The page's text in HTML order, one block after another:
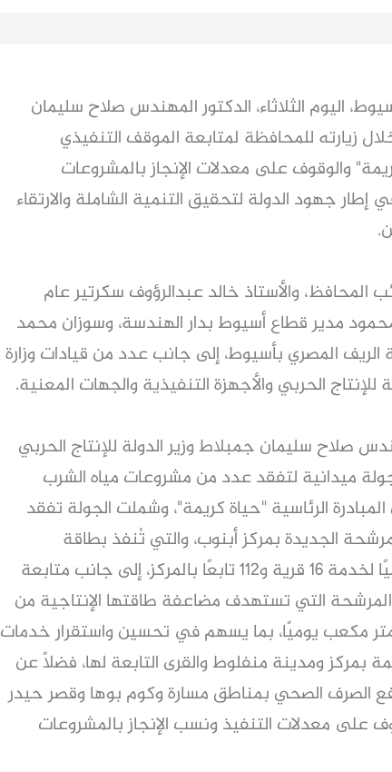
اليوم الثلاثاء، الدكتور المهندس صلاح سليمان
زيارته للمحافظة لمتابعة الموقف التنفيذي
والوقوف على معدلات الإنجاز بالمشروعات
إطار جهود الدولة لتحقيق التنمية الشاملة والارتقاء
المحافظ، والأستاذ خالد عبدالرؤوف سكرتير عام
مدير قطاع أسيوط بدار الهندسة، وسوزان محمد
المصري بأسيوط، إلى جانب عدد من قيادات وزارة
للإنتاج الحربي والأجهزة التنفيذية والجهات المعنية.
صلاح سليمان جمبلاط وزير الدولة للإنتاج الحربي
ميدانية لتفقد عدد من مشروعات مياه الشرب
الرئاسية "حياة كريمة"، وشملت الجولة تفقد
الجديدة بمركز أبنوب، والتي تُنفذ بطاقة
تصميمية تبلغ 31 ألف متر مكعب يوميًا لخدمة 16 قرية و112 تابعًا بالمركز، إلى جانب متابعة
التي تستهدف مضاعفة طاقتها الإنتاجية من
مكعب يوميًا إلى 86 ألف متر مكعب يوميًا، بما يسهم في تحسين واستقرار خدمات
بمركز ومدينة منفلوط والقرى التابعة لها، فضلًا عن
الصرف الصحي بمناطق مسارة وكوم بوها وقصر حيدر
على معدلات التنفيذ ونسب الإنجاز بالمشروعات